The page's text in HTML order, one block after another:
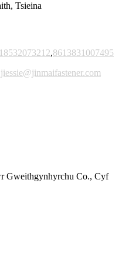
Tsieina
,8613831007495
jiessie@jinmaifastener.com
Gweithgynhyrchu Co., Cyf